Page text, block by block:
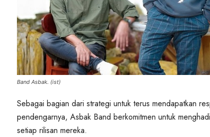
Band Asbak. (ist)
Sebagai bagian dari strategi untuk terus mendapatkan
pendengarnya, Asbak Band berkomitmen untuk
setiap rilisan mereka.